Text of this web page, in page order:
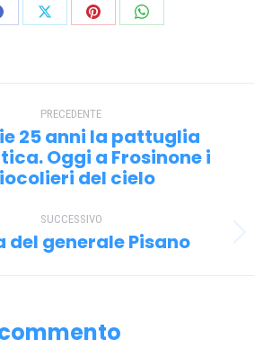
CondividiCondividiCondividi
PRECEDENTE
Post
precedente:
25 anni la pattuglia
Oggi a Frosinone i
del cielo
SUCCESSIVO
Prossimo
del generale Pisano